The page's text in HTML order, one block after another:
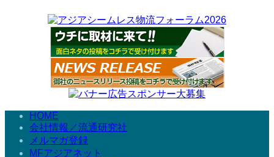
HOME
会社情報／流通研究社
メルマガ登録
MFアジアネット